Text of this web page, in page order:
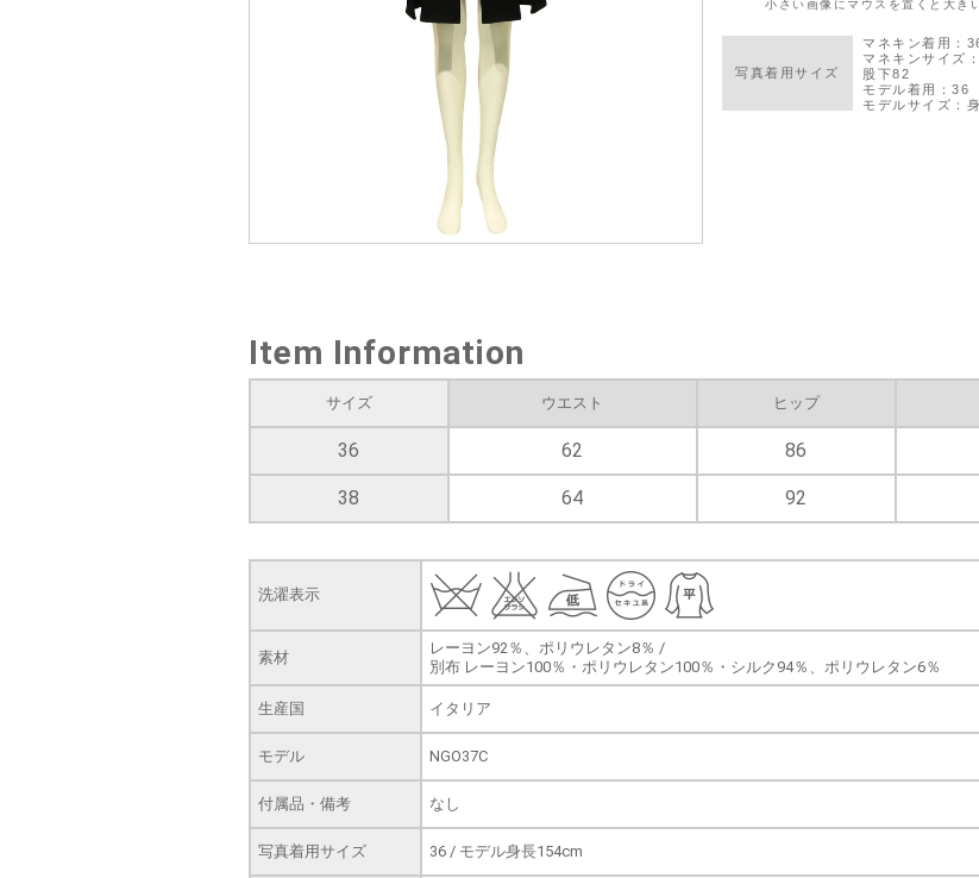
Item Information
サイズ ウエスト ヒップ
36 62 86
38 64 92
洗濯表示
素材
レーヨン92％、ポリウレタン8％ /
別布 レーヨン100％・ポリウレタン100％・シルク94％、ポリウレタン6％
生産国 イタリア
モデル NGO37C
付属品・備考 なし
写真着用サイズ 36 / モデル身長154cm